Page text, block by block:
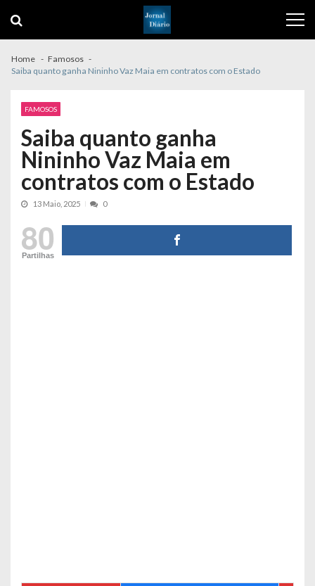
navigation
content
Home
Famosos
Saiba quanto ganha Nininho Vaz Maia em contratos com o Estado
FAMOSOS
Saiba quanto ganha
Nininho Vaz Maia em
contratos com o Estado
13 Maio, 2025 0
80
Partilhas